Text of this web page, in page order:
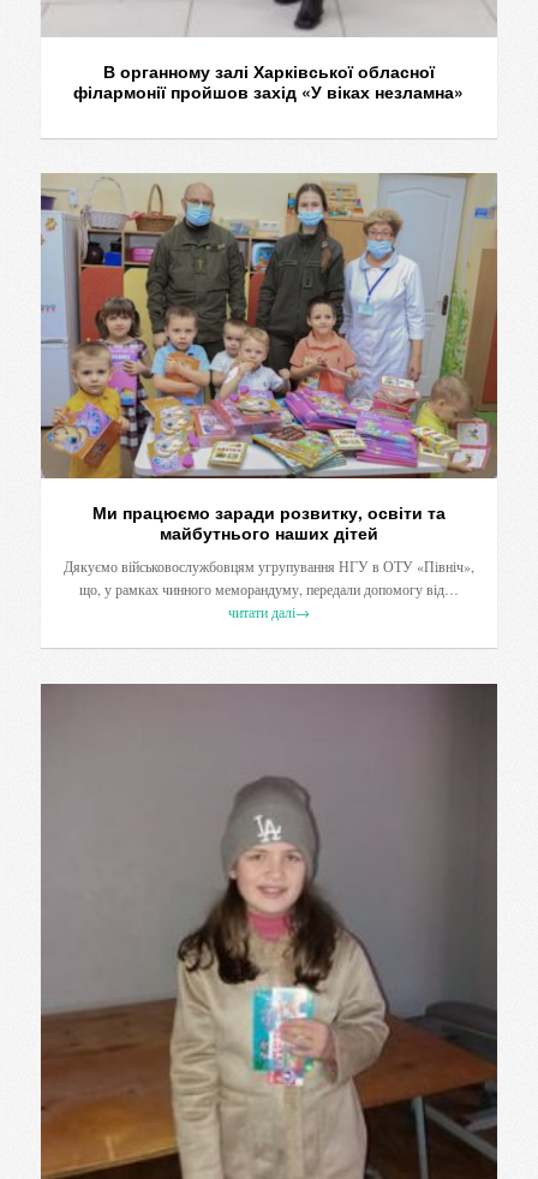
В органному залі Харківської обласної
філармонії пройшов захід «У віках незламна»
Ми працюємо заради розвитку, освіти та
майбутнього наших дітей
Дякуємо військовослужбовцям угрупування НГУ в ОТУ «Північ»,
що, у рамках чинного меморандуму, передали допомогу від…
читати далі→